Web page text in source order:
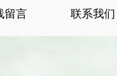
留言 联系我们